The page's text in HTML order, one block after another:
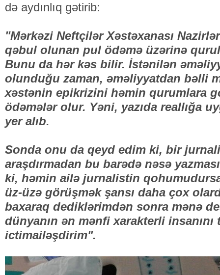
də aydınlıq gətirib:
"Mərkəzi Neftçilər Xəstəxanası
qəbul olunan pul ödəmə üzərinə
Bunu da hər kəs bilir. İstənilən
olunduğu zaman, əməliyyatdan bəlli
xəstənin epikrizini həmin qurumlara
ödəmələr olur. Yəni, yazıda reallığa
yer alıb.
Sonda onu da qeyd edim ki, bir
araşdırmadan bu barədə nəsə
ki, həmin ailə jurnalistin
üz-üzə görüşmək şansı daha çox
baxaraq dediklərimdən sonra mənə
dünyanın ən mənfi xarakterli insanını
ictimailəşdirim".